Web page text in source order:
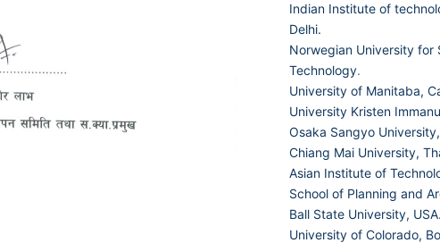
Indian Institute of
Delhi.
Norwegian University for
Technology.
University of Manitaba,
University Kristen
Osaka Sangyo
Chiang Mai University,
Asian Institute of
School of Planning and
Ball State University, USA.
University of Colorado,